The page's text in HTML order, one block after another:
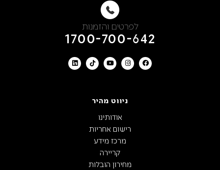
לפרטים והזמנות
1700-700-642
ניווט מהיר
אודותינו
רישום אחריות
מרכז מידע
קריירה
מחירון הובלות